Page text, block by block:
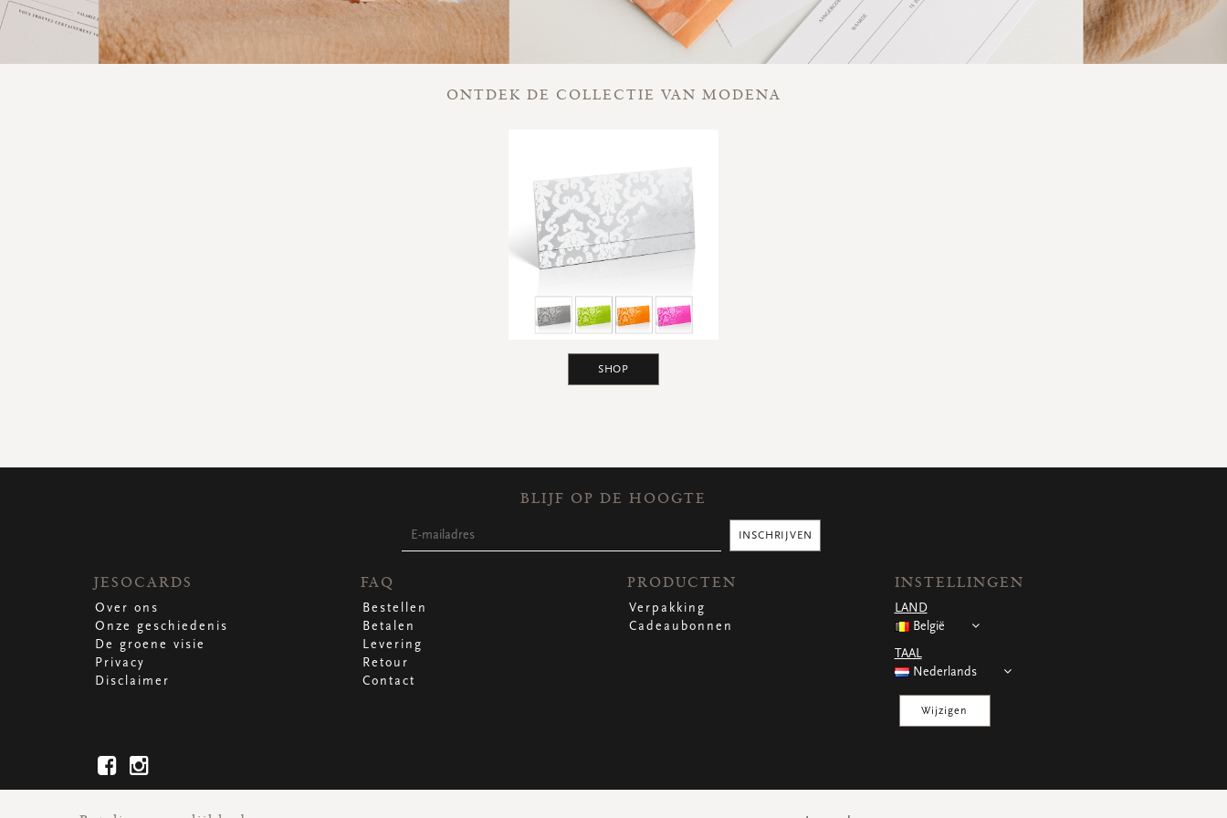
ONTDEK DE COLLECTIE VAN MODENA
SHOP
BLIJF OP DE HOOGTE
INSCHRIJVEN
JESOCARDS
Over ons
Onze geschiedenis
De groene visie
Privacy
Disclaimer
FAQ
Bestellen
Betalen
Levering
Retour
Contact
PRODUCTEN
Verpakking
Cadeaubonnen
INSTELLINGEN
LAND
België
TAAL
Nederlands
Wijzigen